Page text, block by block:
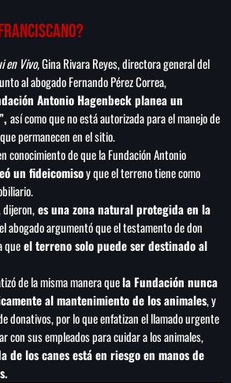
en Vivo,Gina Rivara Reyes, directora general del
al abogado Fernando Pérez Correa,
Antonio Hagenbeck planea un
así como que no está autorizada para el manejo de
permanecen en el sitio.
conocimiento de que la Fundación Antonio
un fideicomisoy que el terreno tiene como
es una zona natural protegida en la
abogado argumentó que el testamento de don
queel terreno solo puede ser destinado al
de la misma manera quela Fundación nunca
al mantenimiento de los animales, y
donativos, por lo que enfatizan el llamado urgente
con sus empleados para cuidar a los animales,
de los canes está en riesgo en manos de